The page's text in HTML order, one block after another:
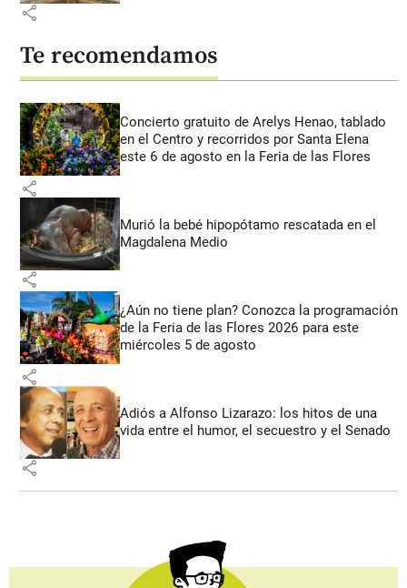
share
Te recomendamos
Concierto gratuito de Arelys Henao, tablado
en el Centro y recorridos por Santa Elena
este 6 de agosto en la Feria de las Flores
share
Murió la bebé hipopótamo rescatada en el
Magdalena Medio
share
¿Aún no tiene plan? Conozca la programación
de la Feria de las Flores 2026 para este
miércoles 5 de agosto
share
Adiós a Alfonso Lizarazo: los hitos de una
vida entre el humor, el secuestro y el Senado
share